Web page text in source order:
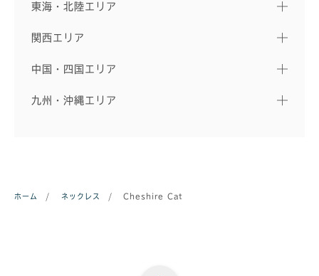
東海・北陸エリア
関西エリア
中国・四国エリア
九州・沖縄エリア
ホーム / ネックレス / Cheshire Cat